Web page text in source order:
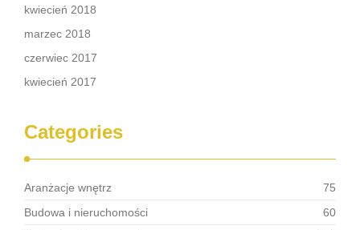
kwiecień 2018
marzec 2018
czerwiec 2017
kwiecień 2017
Categories
Aranżacje wnętrz
75
Budowa i nieruchomości
60